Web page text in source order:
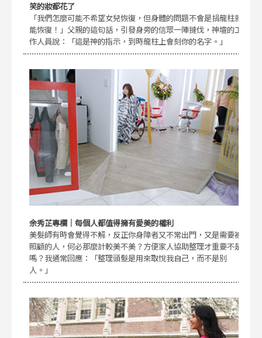
笑的妝都花了
「我們怎麼可能不希望女兒恢復，但身體的問題不會是捐龍柱就
能恢復！」父親的這句話，引發身旁的信眾一陣撻伐，神壇的工
作人員說：「這是神的指示，到時龍柱上會刻你的名字。」
余秀芷專欄｜每個人都值得擁有愛美的權利
美髮師有時會覺得不解，反正你身障者又不常出門，又是需要被
照顧的人，何必那麼計較美不美？方便家人協助整理才重要不是
嗎？我通常回應：「整理頭髮是用來取悅我自己，而不是別
人。」